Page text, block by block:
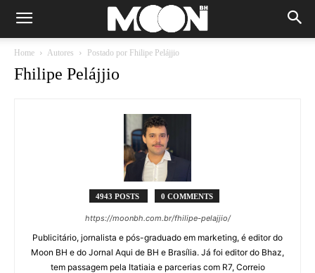
Home Autores Postado por Fhilipe Pelájjio
Fhilipe Pelájjio
4943 POSTS 0 COMMENTS
https://moonbh.com.br/fhilipe-pelajjio/
Publicitário, jornalista e pós-graduado em marketing, é editor do
Moon BH e do Jornal Aqui de BH e Brasília. Já foi editor do Bhaz,
tem passagem pela Itatiaia e parcerias com R7, Correio